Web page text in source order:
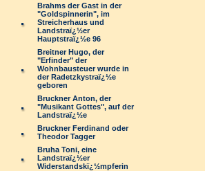
Brahms der Gast in der
"Goldspinnerin", im
Streicherhaus und
Landstraï¿½er
Hauptstraï¿½e 96
Breitner Hugo, der
"Erfinder" der
Wohnbausteuer wurde in
der Radetzkystraï¿½e
geboren
Bruckner Anton, der
"Musikant Gottes", auf der
Landstraï¿½e
Bruckner Ferdinand oder
Theodor Tagger
Bruha Toni, eine
Landstraï¿½er
Widerstandskï¿½mpferin